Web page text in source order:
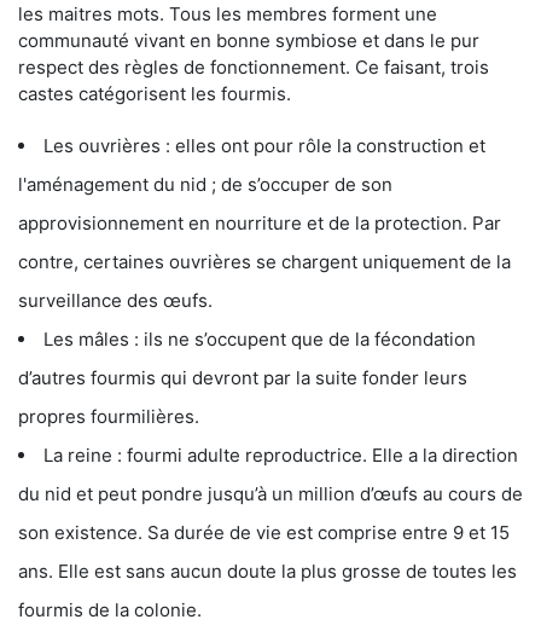
les maitres mots. Tous les membres forment une
communauté vivant en bonne symbiose et dans le pur
respect des règles de fonctionnement. Ce faisant, trois
castes catégorisent les fourmis.
Les ouvrières : elles ont pour rôle la construction et
l'aménagement du nid ; de s’occuper de son
approvisionnement en nourriture et de la protection. Par
contre, certaines ouvrières se chargent uniquement de la
surveillance des œufs.
Les mâles : ils ne s’occupent que de la fécondation
d’autres fourmis qui devront par la suite fonder leurs
propres fourmilières.
La reine : fourmi adulte reproductrice. Elle a la direction
du nid et peut pondre jusqu’à un million d’œufs au cours de
son existence. Sa durée de vie est comprise entre 9 et 15
ans. Elle est sans aucun doute la plus grosse de toutes les
fourmis de la colonie.